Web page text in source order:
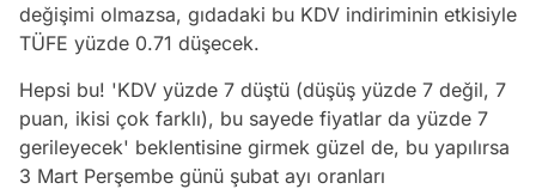
değişimi olmazsa, gıdadaki bu KDV indiriminin etkisiyle
TÜFE yüzde 0.71 düşecek.
Hepsi bu! 'KDV yüzde 7 düştü (düşüş yüzde 7 değil, 7
puan, ikisi çok farklı), bu sayede fiyatlar da yüzde 7
gerileyecek' beklentisine girmek güzel de, bu yapılırsa
3 Mart Perşembe günü şubat ayı oranları